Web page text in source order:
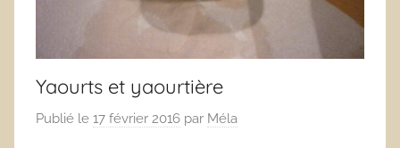
Yaourts et yaourtière
Publié le 17 février 2016 par Méla